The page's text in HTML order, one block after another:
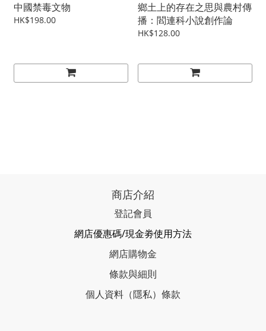
中國禁毒文物
HK$198.00
鄉土上的存在之思與農村傳
播：閻連科小說創作論
HK$128.00
商店介紹
登記會員
網店優惠碼/現金劵使用方法
網店購物金
條款與細則
個人資料（隱私）條款